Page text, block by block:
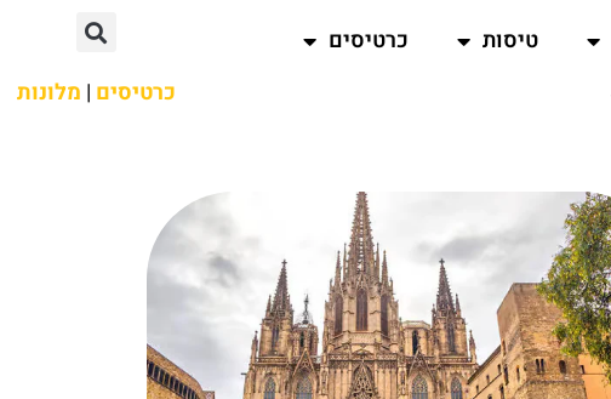
טיסות
כרטיסים
כרטיסים | מלונות